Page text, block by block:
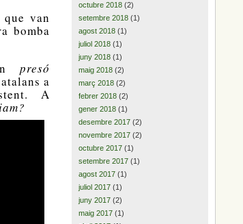
van
bomba
presó
a
A
octubre 2018 (2)
setembre 2018 (1)
agost 2018 (1)
juliol 2018 (1)
juny 2018 (1)
maig 2018 (2)
març 2018 (2)
febrer 2018 (2)
gener 2018 (1)
desembre 2017 (2)
novembre 2017 (2)
octubre 2017 (1)
setembre 2017 (1)
agost 2017 (1)
juliol 2017 (1)
juny 2017 (2)
maig 2017 (1)